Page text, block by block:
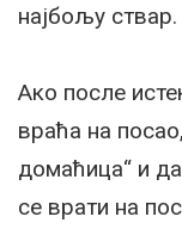
најбољу ствар.
Ако после
враћа на
домаћица“ и
се врати на